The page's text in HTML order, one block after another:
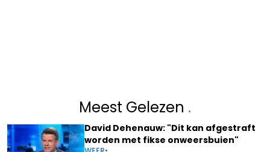
Meest Gelezen .
David Dehenauw: "Dit kan afgestraft
worden met fikse onweersbuien"